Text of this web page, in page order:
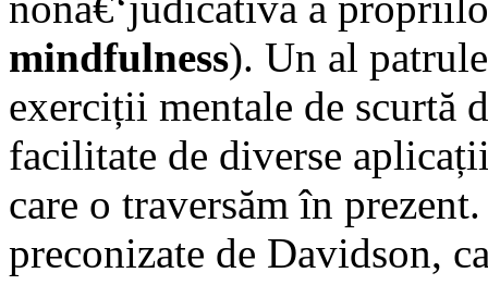
mindfulness). Un al
exerciții mentale de scurtă
facilitate de diverse
care o traversăm în
preconizate de Davidson,